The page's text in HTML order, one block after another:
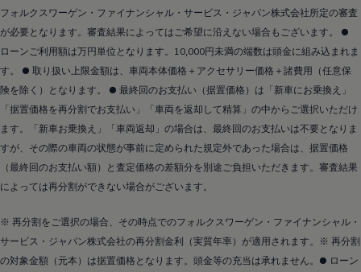
フォルクスワーゲン・ファイナンシャル・サービス・ジャパン株式会社所定の審査
が必要となります。審査結果によってはご希望に沿えない場合もございます。 ●
ローンご利用額は万円単位となります。10,000円未満の端数は頭金に組み込まれま
す。 ● 取り扱い上限金額は、車両本体価格＋アクセサリー価格＋諸費用（任意保
険を除く）となります。 ● 最終回のお支払い（据置価格）は「新車にお乗換え」
「据置価格を再分割でお支払い」「車両を返却して精算」の中からご選択いただけ
ます。「新車お乗換え」「車両返却」の場合は、最終回のお支払いは不要となりま
すが、その際の車両の状態が事前に定められた規定外であった場合は、据置価格
（最終回のお支払い額）と査定価格の差額分を別途ご負担いただきます。審査結果
によっては再分割ができない場合がございます。
※ 再分割をご選択の場合、その時点でのフォルクスワーゲン・ファイナンシャル・
サービス・ジャパン株式会社の再分割金利（実質年率）が適用されます。※ 再分割
の対象金額（元本）は据置価格となります。頭金等の充当は承れません。● ローン